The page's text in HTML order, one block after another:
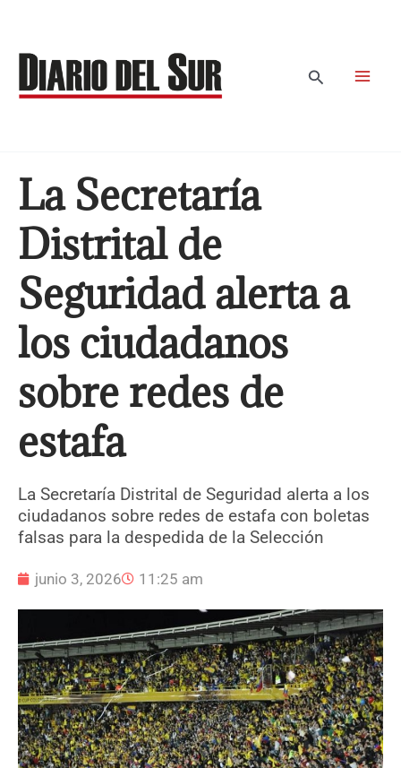
contenido
Buscar
La Secretaría
Distrital de
Seguridad alerta a
los ciudadanos
sobre redes de
estafa
La Secretaría Distrital de Seguridad alerta a los
ciudadanos sobre redes de estafa con boletas
falsas para la despedida de la Selección
junio 3, 2026 11:25 am